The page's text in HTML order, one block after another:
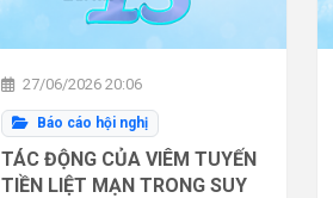
27/06/2026 20:06
Báo cáo hội nghị
TÁC ĐỘNG CỦA VIÊM TUYẾN
TIỀN LIỆT MẠN TRONG SUY